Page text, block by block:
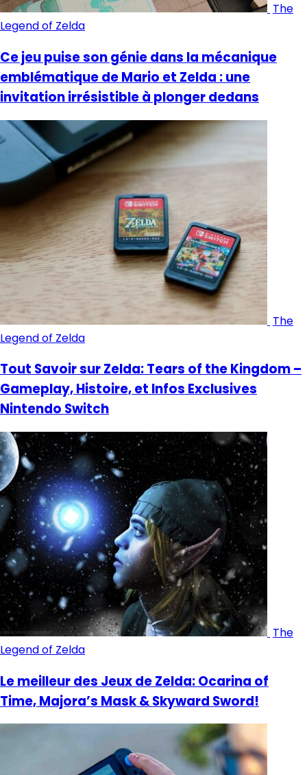
The
Legend of Zelda
Ce jeu puise son génie dans la mécanique
emblématique de Mario et Zelda : une
invitation irrésistible à plonger dedans
The
Legend of Zelda
Tout Savoir sur Zelda: Tears of the Kingdom –
Gameplay, Histoire, et Infos Exclusives
Nintendo Switch
The
Legend of Zelda
Le meilleur des Jeux de Zelda: Ocarina of
Time, Majora’s Mask & Skyward Sword!